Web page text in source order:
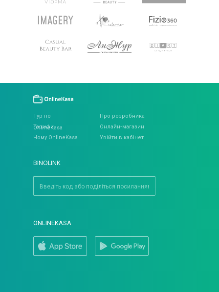
Тур по
OnlineKasa
Тарифи
Чому OnlineKasa
Про розробника
Онлайн‐магазин
Увійти в кабінет
BINOLINK
ONLINEKASA